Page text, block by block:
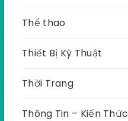
Thể thao
Thiết Bị Kỹ Thuật
Thời Trang
Thông Tin – Kiến Thức